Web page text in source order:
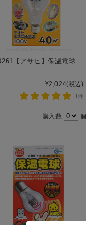
【アサヒ】保温電球
¥2,024(税込)
1件
購入数 個